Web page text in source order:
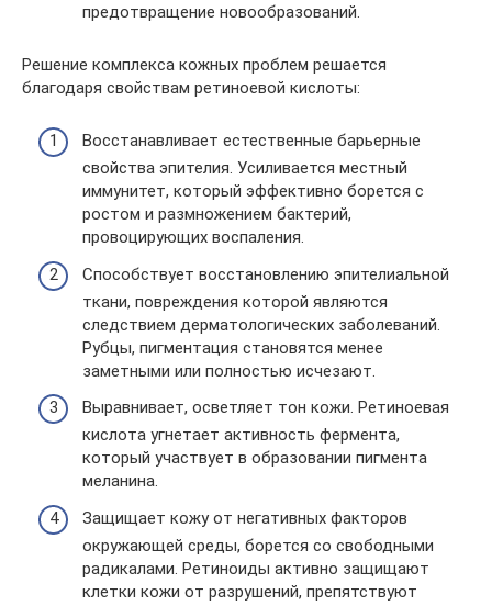
предотвращение новообразований.
Решение комплекса кожных проблем решается
благодаря свойствам ретиноевой кислоты:
Восстанавливает естественные барьерные
свойства эпителия. Усиливается местный
иммунитет, который эффективно борется с
ростом и размножением бактерий,
провоцирующих воспаления.
Способствует восстановлению эпителиальной
ткани, повреждения которой являются
следствием дерматологических заболеваний.
Рубцы, пигментация становятся менее
заметными или полностью исчезают.
Выравнивает, осветляет тон кожи. Ретиноевая
кислота угнетает активность фермента,
который участвует в образовании пигмента
меланина.
Защищает кожу от негативных факторов
окружающей среды, борется со свободными
радикалами. Ретиноиды активно защищают
клетки кожи от разрушений, препятствуют